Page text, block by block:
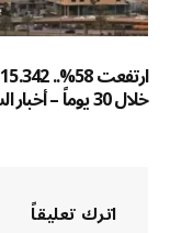
خلال 30 يوماً – أخبار السعودية
اترك تعليقاً